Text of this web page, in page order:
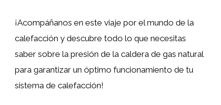
¡Acompáñanos en este viaje por el mundo de la
calefacción y descubre todo lo que necesitas
saber sobre la presión de la caldera de gas natural
para garantizar un óptimo funcionamiento de tu
sistema de calefacción!